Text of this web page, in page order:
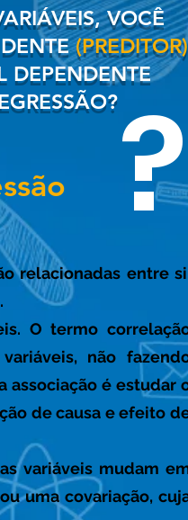
VOCÊ
(PREDITOR)
DEPENDENTE
??
relacionadas entre
O termo
não
associação é estudar
de causa e efeito
variáveis mudam
uma covariação,